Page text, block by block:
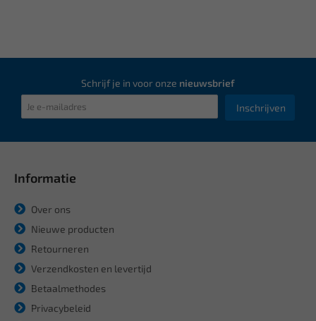
Schrijf je in voor onze nieuwsbrief
Inschrijven
Informatie
Over ons
Nieuwe producten
Retourneren
Verzendkosten en levertijd
Betaalmethodes
Privacybeleid